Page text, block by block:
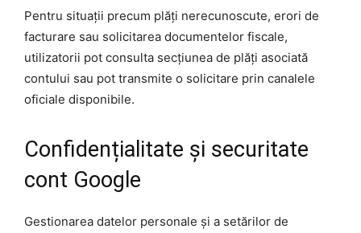
Pentru situații precum plăți nerecunoscute, erori de
facturare sau solicitarea documentelor fiscale,
utilizatorii pot consulta secțiunea de plăți asociată
contului sau pot transmite o solicitare prin canalele
oficiale disponibile.
Confidențialitate și securitate
cont Google
Gestionarea datelor personale și a setărilor de